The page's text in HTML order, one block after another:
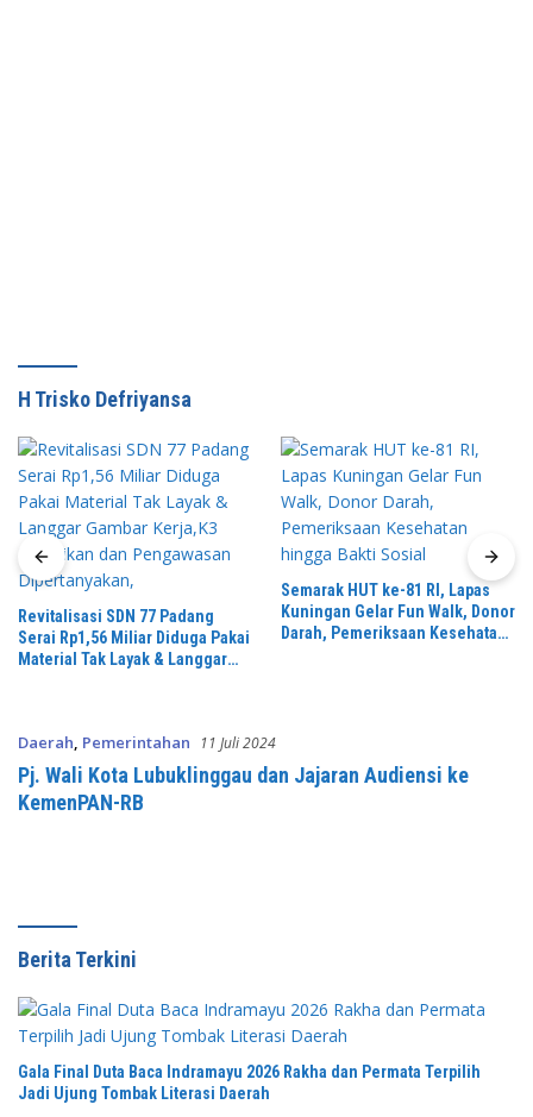
H Trisko Defriyansa
Revitalisasi SDN 77 Padang
Serai Rp1,56 Miliar Diduga Pakai
Material Tak Layak & Langgar
Semarak HUT ke-81 RI, Lapas
Kuningan Gelar Fun Walk, Donor
Darah, Pemeriksaan Kesehatan
Daerah, Pemerintahan 11 Juli 2024
Pj. Wali Kota Lubuklinggau dan Jajaran Audiensi ke
KemenPAN-RB
Berita Terkini
Gala Final Duta Baca Indramayu 2026 Rakha dan Permata Terpilih
Jadi Ujung Tombak Literasi Daerah